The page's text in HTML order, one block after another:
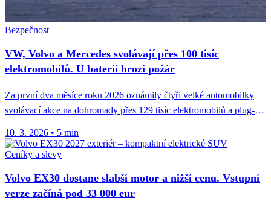
Bezpečnost
VW, Volvo a Mercedes svolávají přes 100 tisíc
elektromobilů. U baterií hrozí požár
Za první dva měsíce roku 2026 oznámily čtyři velké automobilky
svolávací akce na dohromady přes 129 tisíc elektromobilů a plug-
10. 3. 2026 • 5 min
Ceníky a slevy
Volvo EX30 dostane slabší motor a nižší cenu. Vstupní
verze začíná pod 33 000 eur